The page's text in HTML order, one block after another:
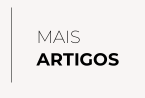
MAIS
ARTIGOS